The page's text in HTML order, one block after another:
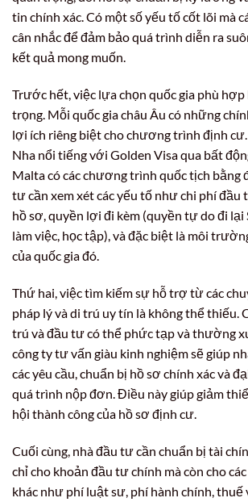
tin chính xác. Có một số yếu tố cốt lõi mà
cân nhắc để đảm bảo quá trình diễn ra
kết quả mong muốn.
Trước hết, việc lựa chọn quốc gia phù hợp
trọng. Mỗi quốc gia châu Âu có những
lợi ích riêng biệt cho chương trình định
Nha nổi tiếng với Golden Visa qua bất
Malta có các chương trình quốc tịch bằng
tư cần xem xét các yếu tố như chi phí
hồ sơ, quyền lợi đi kèm (quyền tự do đi lại
làm việc, học tập), và đặc biệt là môi
của quốc gia đó.
Thứ hai, việc tìm kiếm sự hỗ trợ từ các
pháp lý và di trú uy tín là không thể thiếu.
trú và đầu tư có thể phức tạp và thường
công ty tư vấn giàu kinh nghiệm sẽ giúp
các yêu cầu, chuẩn bị hồ sơ chính xác và
quá trình nộp đơn. Điều này giúp giảm
hội thành công của hồ sơ định cư.
Cuối cùng, nhà đầu tư cần chuẩn bị tài
chỉ cho khoản đầu tư chính mà còn cho
khác như phí luật sư, phí hành chính, thuế